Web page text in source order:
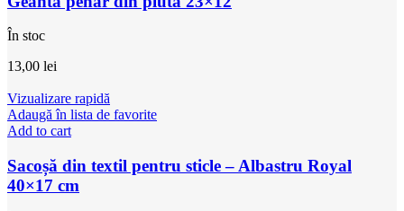
În stoc
13,00 lei
Vizualizare rapidă
Adaugă în lista de favorite
Add to cart
Sacoșă din textil pentru sticle – Albastru Royal
40×17 cm